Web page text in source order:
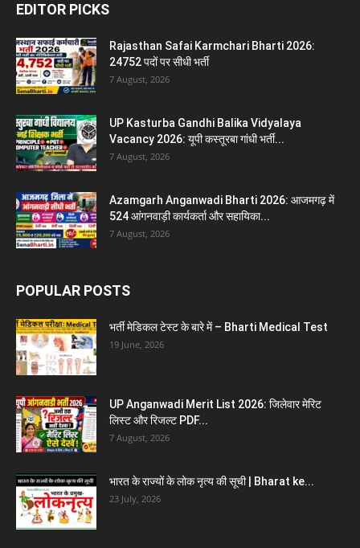
EDITOR PICKS
Rajasthan Safai Karmchari Bharti 2026:
24752 पदों पर सीधी भर्ती
7 August, 2026
UP Kasturba Gandhi Balika Vidyalaya
Vacancy 2026: यूपी कस्तूरबा गांधी भर्ती...
7 August, 2026
Azamgarh Anganwadi Bharti 2026: आजमगढ़ में
524 आंगनवाड़ी कार्यकर्ता और सहायिका...
7 August, 2026
POPULAR POSTS
भर्ती मेडिकल टेस्ट के बारे में – Bharti Medical Test
19 June, 2026
UP Anganwadi Merit List 2026: जिलेवार मेरिट
लिस्ट और रिजल्ट PDF...
7 August, 2026
भारत के राज्यों के लोक नृत्य की सूची | Bharat ke...
23 July, 2026